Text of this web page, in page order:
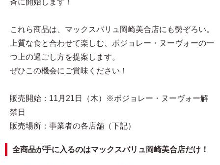
これら商品は、マックスバリュ岡崎美合店にも勢ぞろい。
上質な食と合わせて楽しむ、ボジョレー・ヌーヴォーの一
つ上の過ごし方を提案します。
ぜひこの機会にご賞味ください！
販売開始：11月21日（木）※ボジョレー・ヌーヴォー解
禁日
販売場所：事業者の各店舗（下記）
全商品が手に入るのはマックスバリュ岡崎美合店だけ！